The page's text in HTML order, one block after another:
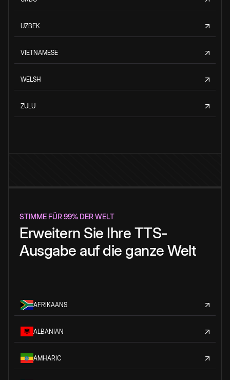
UZBEK
VIETNAMESE
WELSH
ZULU
STIMME FÜR 99% DER WELT
Erweitern Sie Ihre TTS-
Ausgabe auf die ganze Welt
AFRIKAANS
ALBANIAN
AMHARIC